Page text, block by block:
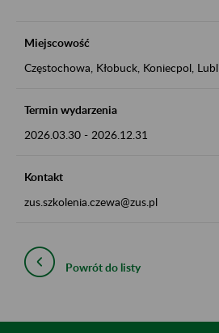
Miejscowość
Częstochowa, Kłobuck, Koniecpol,
Termin wydarzenia
2026.03.30 - 2026.12.31
Kontakt
zus.szkolenia.czewa@zus.pl
Powrót do listy